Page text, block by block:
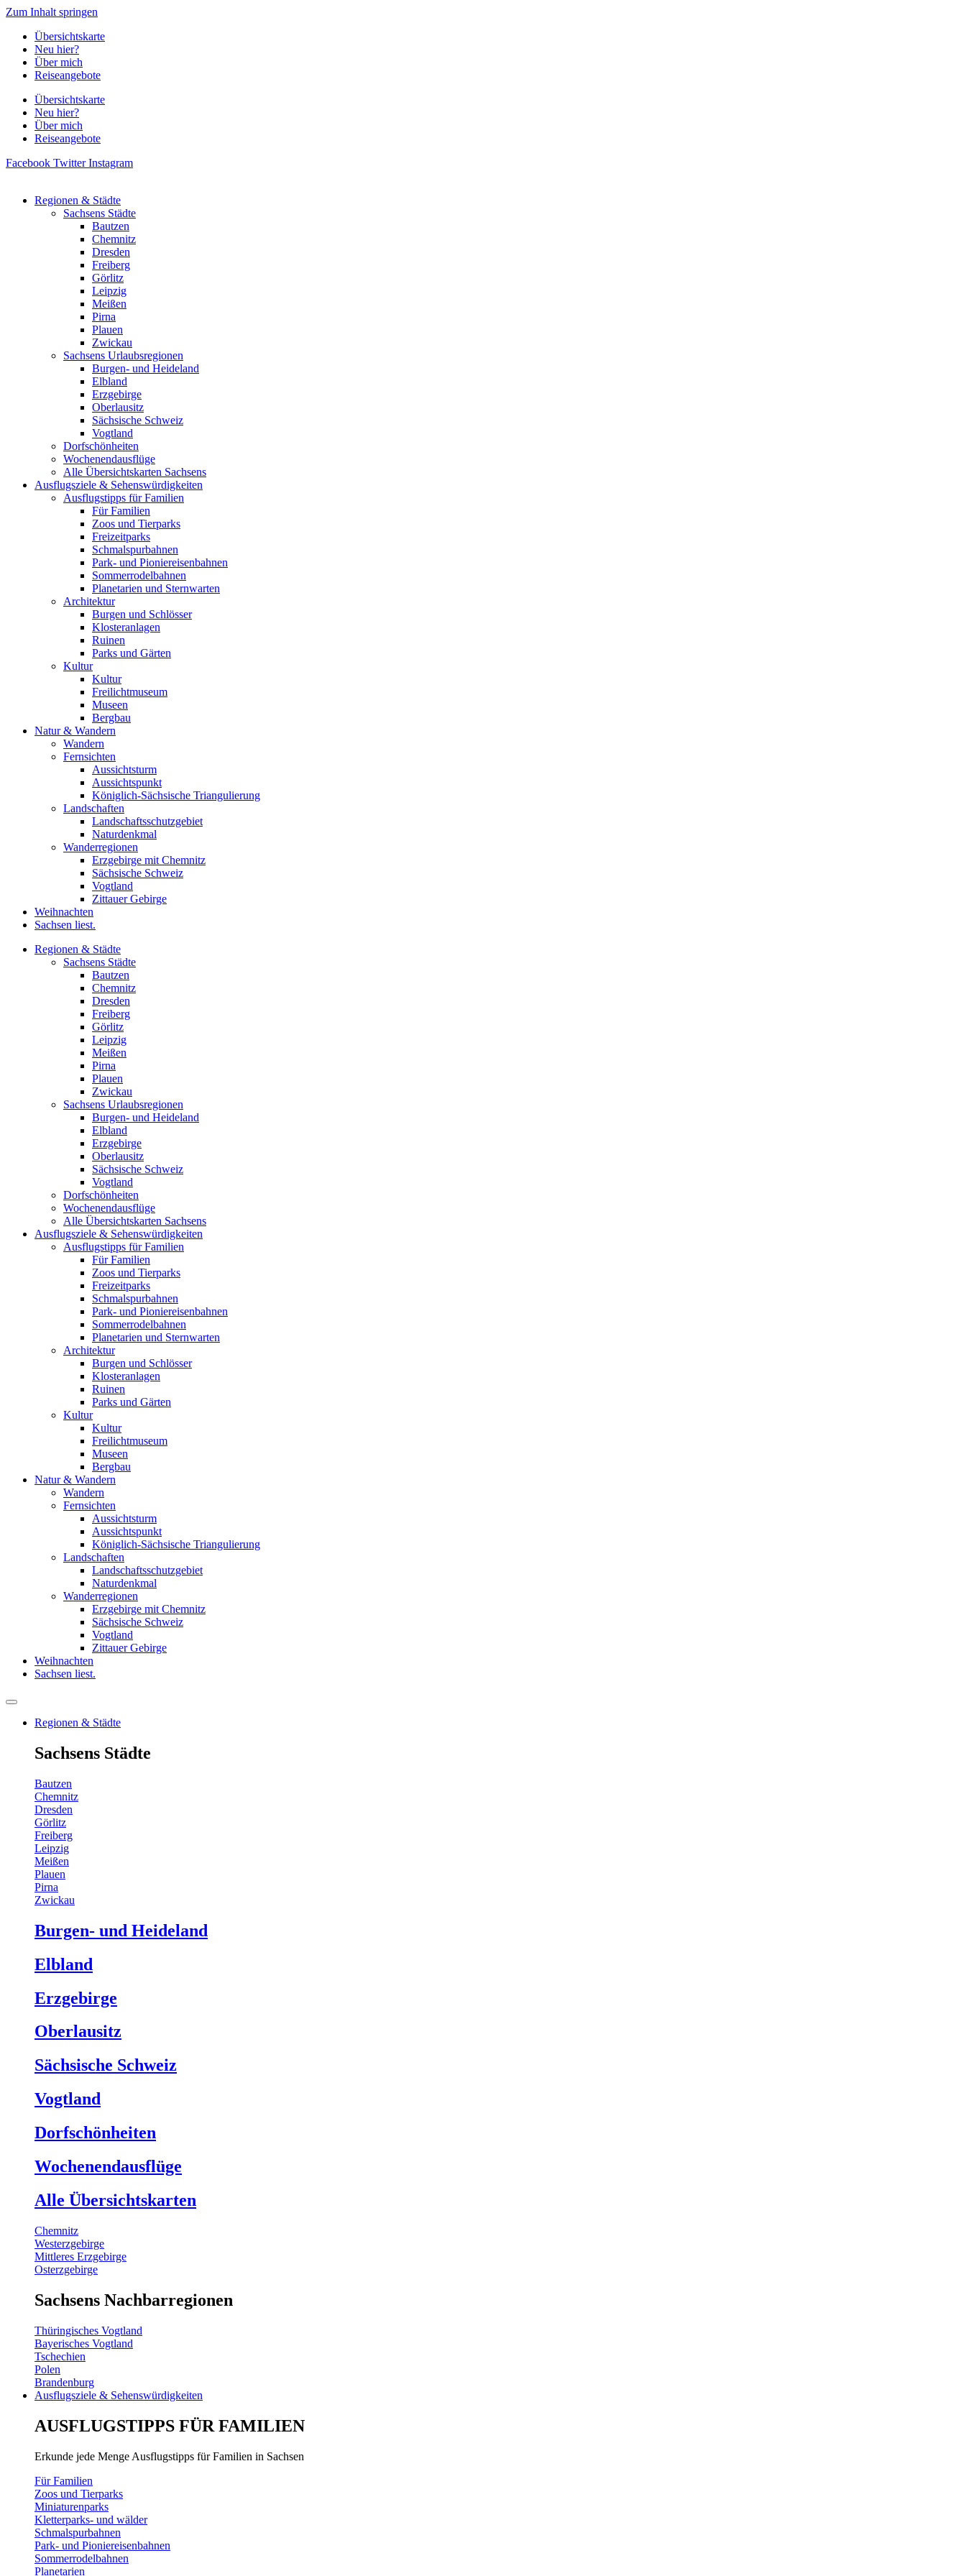
Zum Inhalt springen
Übersichtskarte
Neu hier?
Über mich
Reiseangebote
Übersichtskarte
Neu hier?
Über mich
Reiseangebote
Facebook Twitter Instagram
Regionen & Städte
Sachsens Städte
Bautzen
Chemnitz
Dresden
Freiberg
Görlitz
Leipzig
Meißen
Pirna
Plauen
Zwickau
Sachsens Urlaubsregionen
Burgen- und Heideland
Elbland
Erzgebirge
Oberlausitz
Sächsische Schweiz
Vogtland
Dorfschönheiten
Wochenendausflüge
Alle Übersichtskarten Sachsens
Ausflugsziele & Sehenswürdigkeiten
Ausflugstipps für Familien
Für Familien
Zoos und Tierparks
Freizeitparks
Schmalspurbahnen
Park- und Pioniereisenbahnen
Sommerrodelbahnen
Planetarien und Sternwarten
Architektur
Burgen und Schlösser
Klosteranlagen
Ruinen
Parks und Gärten
Kultur
Kultur
Freilichtmuseum
Museen
Bergbau
Natur & Wandern
Wandern
Fernsichten
Aussichtsturm
Aussichtspunkt
Königlich-Sächsische Triangulierung
Landschaften
Landschaftsschutzgebiet
Naturdenkmal
Wanderregionen
Erzgebirge mit Chemnitz
Sächsische Schweiz
Vogtland
Zittauer Gebirge
Weihnachten
Sachsen liest.
Regionen & Städte
Sachsens Städte
Bautzen
Chemnitz
Dresden
Freiberg
Görlitz
Leipzig
Meißen
Pirna
Plauen
Zwickau
Sachsens Urlaubsregionen
Burgen- und Heideland
Elbland
Erzgebirge
Oberlausitz
Sächsische Schweiz
Vogtland
Dorfschönheiten
Wochenendausflüge
Alle Übersichtskarten Sachsens
Ausflugsziele & Sehenswürdigkeiten
Ausflugstipps für Familien
Für Familien
Zoos und Tierparks
Freizeitparks
Schmalspurbahnen
Park- und Pioniereisenbahnen
Sommerrodelbahnen
Planetarien und Sternwarten
Architektur
Burgen und Schlösser
Klosteranlagen
Ruinen
Parks und Gärten
Kultur
Kultur
Freilichtmuseum
Museen
Bergbau
Natur & Wandern
Wandern
Fernsichten
Aussichtsturm
Aussichtspunkt
Königlich-Sächsische Triangulierung
Landschaften
Landschaftsschutzgebiet
Naturdenkmal
Wanderregionen
Erzgebirge mit Chemnitz
Sächsische Schweiz
Vogtland
Zittauer Gebirge
Weihnachten
Sachsen liest.
Regionen & Städte
Sachsens Städte
Bautzen
Chemnitz
Dresden
Görlitz
Freiberg
Leipzig
Meißen
Plauen
Pirna
Zwickau
Burgen- und Heideland
Elbland
Erzgebirge
Oberlausitz
Sächsische Schweiz
Vogtland
Dorfschönheiten
Wochenendausflüge
Alle Übersichtskarten
Chemnitz
Westerzgebirge
Mittleres Erzgebirge
Osterzgebirge
Sachsens Nachbarregionen
Thüringisches Vogtland
Bayerisches Vogtland
Tschechien
Polen
Brandenburg
Ausflugsziele & Sehenswürdigkeiten
AUSFLUGSTIPPS FÜR FAMILIEN
Erkunde jede Menge Ausflugstipps für Familien in Sachsen
Für Familien
Zoos und Tierparks
Miniaturenparks
Kletterparks- und wälder
Schmalspurbahnen
Park- und Pioniereisenbahnen
Sommerrodelbahnen
Planetarien